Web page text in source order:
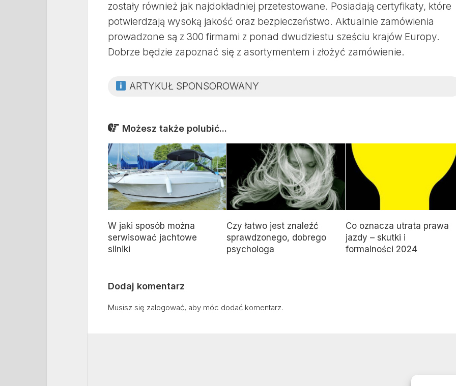
zostały również jak najdokładniej przetestowane. Posiadają certyfikaty, które
potwierdzają wysoką jakość oraz bezpieczeństwo. Aktualnie zamówienia
prowadzone są z 300 firmami z ponad dwudziestu sześciu krajów Europy.
Dobrze będzie zapoznać się z asortymentem i złożyć zamówienie.
ARTYKUŁ SPONSOROWANY
Możesz także polubić...
W jaki sposób można
serwisować jachtowe
silniki
Czy łatwo jest znaleźć
sprawdzonego, dobrego
psychologa
Co oznacza utrata prawa
jazdy – skutki i
formalności 2024
Dodaj komentarz
Musisz się zalogować, aby móc dodać komentarz.